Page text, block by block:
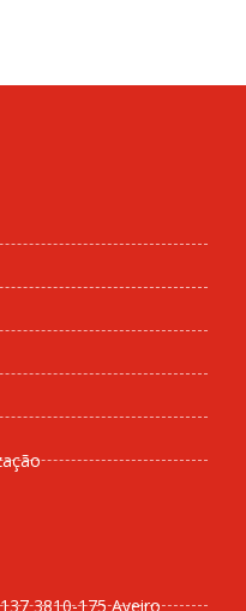
3810-175 Aveiro